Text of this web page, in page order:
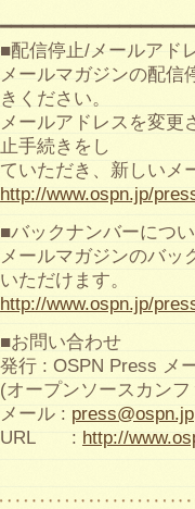
■配信停止/メールアド
メールマガジンの配信
きください。
メールアドレスを変更
止手続きをし
ていただき、新しいメ
http://www.ospn.jp/
■バックナンバーにつ
メールマガジンのバッ
いただけます。
http://www.ospn.jp/
■お問い合わせ
発行 : OSPN Press メ
(オープンソースカン
メール : press@ospn.jp
URL : http://